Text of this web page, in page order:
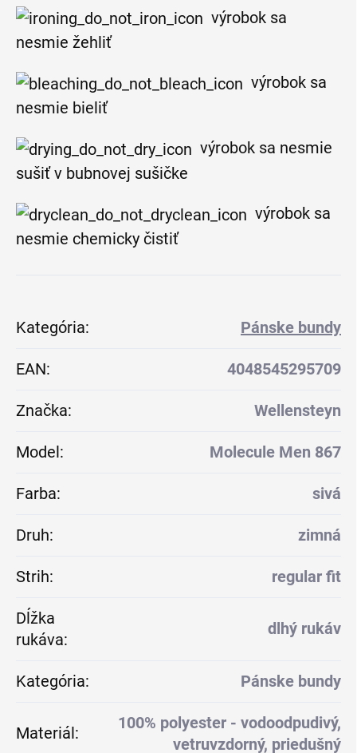
výrobok sa
nesmie žehliť
výrobok sa
nesmie bieliť
výrobok sa nesmie
sušiť v bubnovej sušičke
výrobok sa
nesmie chemicky čistiť
Kategória: Pánske bundy
EAN: 4048545295709
Značka: Wellensteyn
Model: Molecule Men 867
Farba: sivá
Druh: zimná
Strih: regular fit
Dĺžka
rukáva:
dlhý rukáv
Kategória: Pánske bundy
Materiál:
100% polyester - vodoodpudivý,
vetruvzdorný, priedušný